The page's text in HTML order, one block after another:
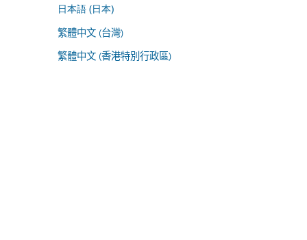
日本語 (日本)
繁體中文 (台灣)
繁體中文 (香港特別行政區)